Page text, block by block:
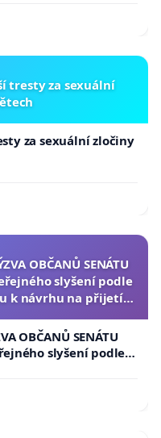
tresty za sexuální
za sexuální zločiny
OBČANŮ SENÁTU
slyšení podle
k návrhu na přijetí
OBČANŮ SENÁTU
slyšení podle §
na přijetí